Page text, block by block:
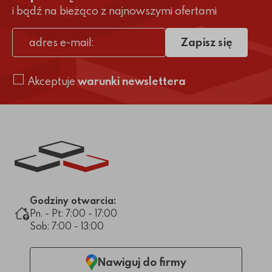
i bądź na bieżąco z najnowszymi ofertami
adres e-mail
Akceptuje warunki newslettera
Zapisz się
Link do strony głównej
Godziny otwarcia:
Pn. - Pt: 7:00 - 17:00
Sob: 7:00 - 13:00
Nawiguj do firmy